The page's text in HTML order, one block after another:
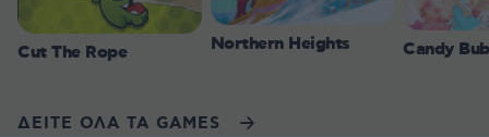
Cut The Rope Northern Heights Candy
ΔΕΙΤΕ ΟΛΑ ΤΑ GAMES